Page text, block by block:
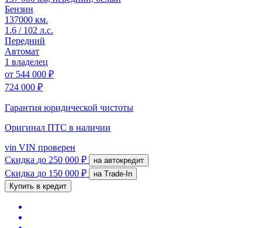
Бензин
137000 км.
1.6 / 102 л.с.
Передний
Автомат
1 владелец
от 544 000 ₽
724 000 ₽
Гарантия юридической чистоты
Оригинал ПТС в наличии
vin VIN проверен
Скидка до 250 000 ₽ на автокредит
Скидка до 150 000 ₽
на Trade-In
Купить в кредит